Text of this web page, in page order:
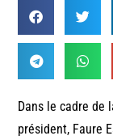
Dans le cadre de
président, Faure